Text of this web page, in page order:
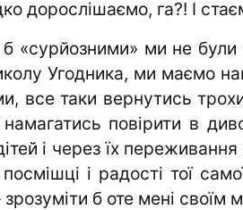
дорослішаємо, га?! І
«сурйозними» ми не
Угодника, ми маємо
все таки вернутись
намагатись повірити в
і через їх
і радості тої
зрозуміти б оте мені